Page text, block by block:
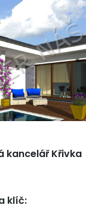
kancelář Křivka
klíč: